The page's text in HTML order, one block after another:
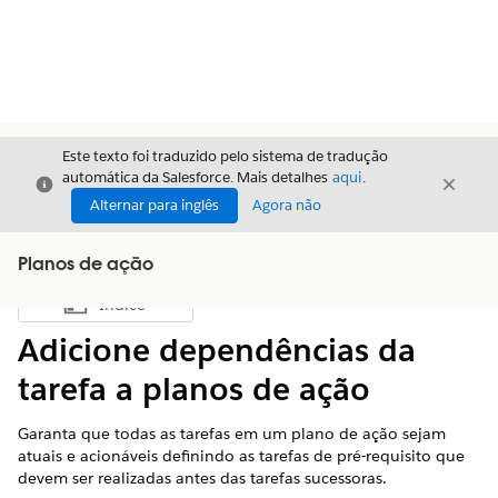
Fechar
Este texto foi traduzido pelo sistema de tradução
automática da Salesforce. Mais detalhes aqui.
Alternar para inglês
Agora não
Fechar
Planos de ação
Mostrar índice
Índice
Adicione dependências da
tarefa a planos de ação
Garanta que todas as tarefas em um plano de ação sejam
atuais e acionáveis definindo as tarefas de pré-requisito que
devem ser realizadas antes das tarefas sucessoras.